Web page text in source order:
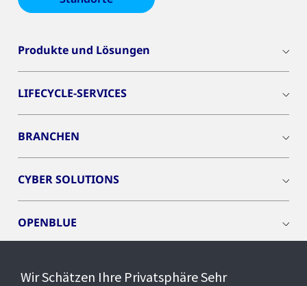
Produkte und Lösungen
LIFECYCLE-SERVICES
BRANCHEN
CYBER SOLUTIONS
OPENBLUE
Wir Schätzen Ihre Privatsphäre Sehr